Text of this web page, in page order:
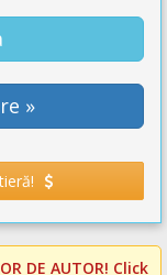
»
DE AUTOR! Click